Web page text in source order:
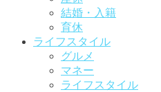
結婚・入籍
育休
ライフスタイル
グルメ
マネー
ライフスタイル